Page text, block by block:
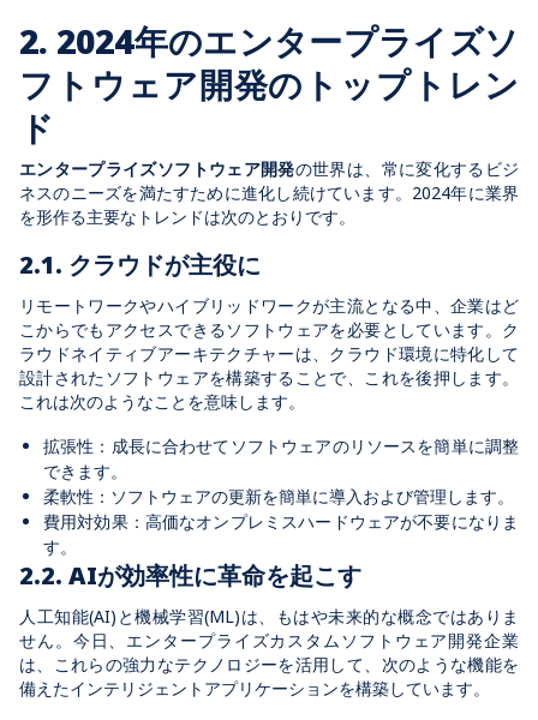
2. 2024年のエンタープライズソ
フトウェア開発のトップトレン
ド
エンタープライズソフトウェア開発の世界は、常に変化するビジ
ネスのニーズを満たすために進化し続けています。2024年に業界
を形作る主要なトレンドは次のとおりです。
2.1. クラウドが主役に
リモートワークやハイブリッドワークが主流となる中、企業はど
こからでもアクセスできるソフトウェアを必要としています。ク
ラウドネイティブアーキテクチャーは、クラウド環境に特化して
設計されたソフトウェアを構築することで、これを後押します。
これは次のようなことを意味します。
拡張性：成長に合わせてソフトウェアのリソースを簡単に調整
できます。
柔軟性：ソフトウェアの更新を簡単に導入および管理します。
費用対効果：高価なオンプレミスハードウェアが不要になりま
す。
2.2. AIが効率性に革命を起こす
人工知能(AI)と機械学習(ML)は、もはや未来的な概念ではありま
せん。今日、エンタープライズカスタムソフトウェア開発企業
は、これらの強力なテクノロジーを活用して、次のような機能を
備えたインテリジェントアプリケーションを構築しています。